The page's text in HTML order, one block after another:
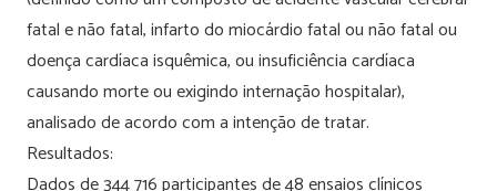
fatal e não fatal, infarto do miocárdio fatal ou não fatal ou
doença cardíaca isquêmica, ou insuficiência cardíaca
causando morte ou exigindo internação hospitalar),
analisado de acordo com a intenção de tratar.
Resultados:
Dados de 344 716 participantes de 48 ensaios clínicos